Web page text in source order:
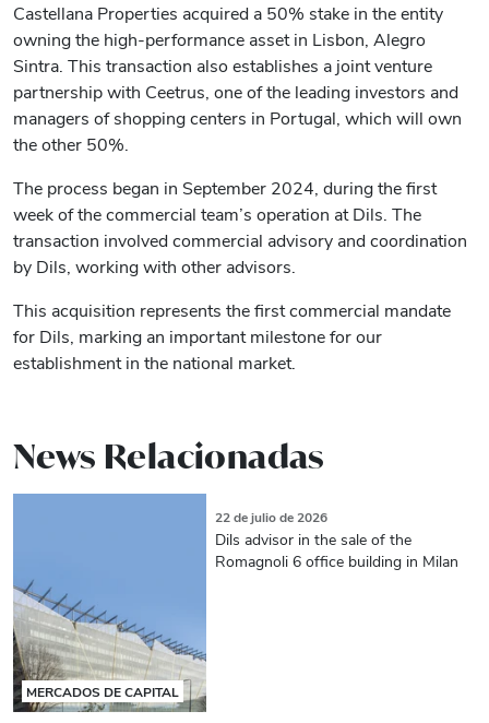
Castellana Properties acquired a 50% stake in the entity
owning the high-performance asset in Lisbon, Alegro
Sintra. This transaction also establishes a joint venture
partnership with Ceetrus, one of the leading investors and
managers of shopping centers in Portugal, which will own
the other 50%.
The process began in September 2024, during the first
week of the commercial team’s operation at Dils. The
transaction involved commercial advisory and coordination
by Dils, working with other advisors.
This acquisition represents the first commercial mandate
for Dils, marking an important milestone for our
establishment in the national market.
News Relacionadas
MERCADOS DE CAPITAL
22 de julio de 2026
Dils advisor in the sale of the
Romagnoli 6 office building in Milan